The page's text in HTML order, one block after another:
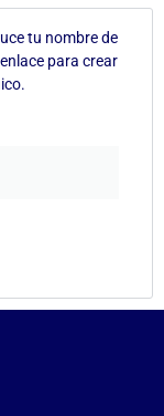
tu nombre de
para crear